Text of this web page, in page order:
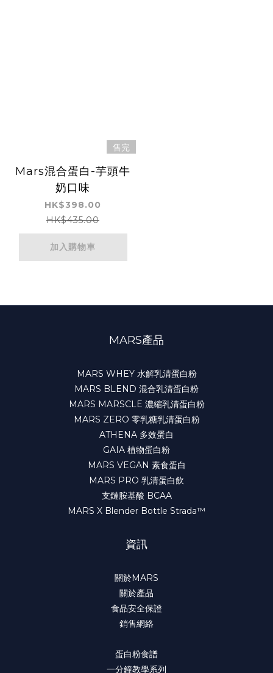
售完
Mars混合蛋白-芋頭牛
奶口味
HK$398.00
HK$435.00
加入購物車
MARS產品
MARS WHEY 水解乳清蛋白粉
MARS BLEND 混合乳清蛋白粉
MARS MARSCLE 濃縮乳清蛋白粉
MARS ZERO 零乳糖乳清蛋白粉
ATHENA 多效蛋白
GAIA 植物蛋白粉
MARS VEGAN 素食蛋白
MARS PRO 乳清蛋白飲
支鏈胺基酸 BCAA
MARS X Blender Bottle Strada™
資訊
關於MARS
關於產品
食品安全保證
銷售網絡
蛋白粉食譜
一分鐘教學系列